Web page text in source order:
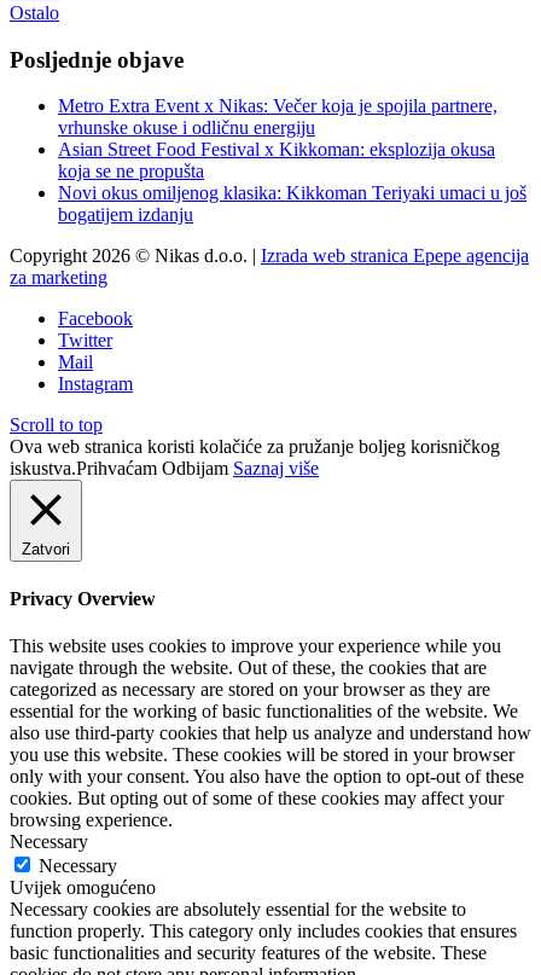
Ostalo
Posljednje objave
Metro Extra Event x Nikas: Večer koja je spojila partnere,
vrhunske okuse i odličnu energiju
Asian Street Food Festival x Kikkoman: eksplozija okusa
koja se ne propušta
Novi okus omiljenog klasika: Kikkoman Teriyaki umaci u još
bogatijem izdanju
Copyright 2026 © Nikas d.o.o. | Izrada web stranica Epepe agencija
za marketing
Facebook
Twitter
Mail
Instagram
Scroll to top
Ova web stranica koristi kolačiće za pružanje boljeg korisničkog
iskustva.Prihvaćam Odbijam Saznaj više
Zatvori
Privacy Overview
This website uses cookies to improve your experience while you
navigate through the website. Out of these, the cookies that are
categorized as necessary are stored on your browser as they are
essential for the working of basic functionalities of the website. We
also use third-party cookies that help us analyze and understand how
you use this website. These cookies will be stored in your browser
only with your consent. You also have the option to opt-out of these
cookies. But opting out of some of these cookies may affect your
browsing experience.
Necessary
Necessary
Uvijek omogućeno
Necessary cookies are absolutely essential for the website to
function properly. This category only includes cookies that ensures
basic functionalities and security features of the website. These